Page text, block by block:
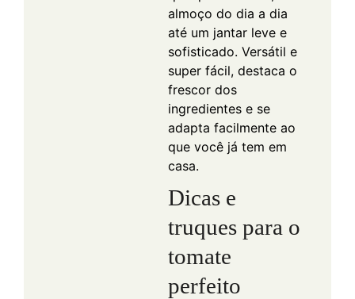
almoço do dia a dia
até um jantar leve e
sofisticado. Versátil e
super fácil, destaca o
frescor dos
ingredientes e se
adapta facilmente ao
que você já tem em
casa.
Dicas e
truques para o
tomate
perfeito